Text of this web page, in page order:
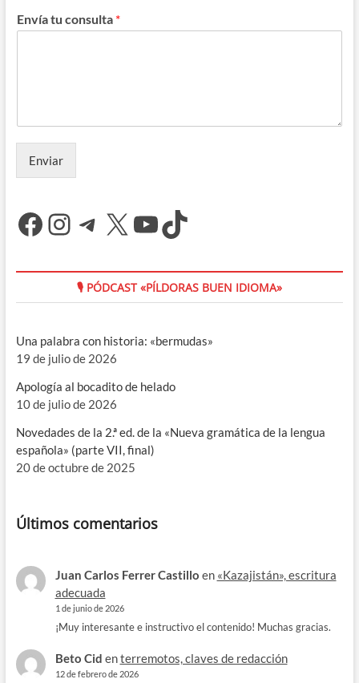
Envía tu consulta *
Enviar
Facebook
Instagram
Telegram
X YouTube
TikTok
🎙 PÓDCAST «PÍLDORAS BUEN IDIOMA»
Una palabra con historia: «bermudas»
19 de julio de 2026
Apología al bocadito de helado
10 de julio de 2026
Novedades de la 2.ª ed. de la «Nueva gramática de la lengua
española» (parte VII, final)
20 de octubre de 2025
Últimos comentarios
Juan Carlos Ferrer Castillo en «Kazajistán», escritura
adecuada
1 de junio de 2026
¡Muy interesante e instructivo el contenido! Muchas gracias.
Beto Cid enterremotos, claves de redacción
12 de febrero de 2026